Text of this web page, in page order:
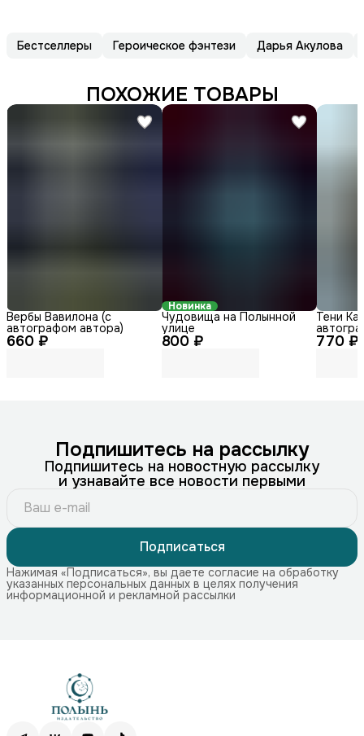
Бестселлеры Героическое фэнтези Дарья Акулова
ПОХОЖИЕ ТОВАРЫ
660 ₽
Вербы Вавилона (с
автографом автора)
Новинка
800 ₽
Чудовища на Полынной
улице
770 ₽
Тени
Подпишитесь на рассылку
Подпишитесь на новостную рассылку
и узнавайте все новости первыми
Подписаться
Нажимая «Подписаться», вы даете согласие на обработку
указанных персональных данных в целях получения
информационной и рекламной рассылки